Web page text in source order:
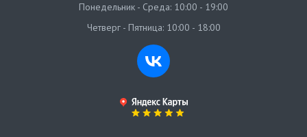
Понедельник - Среда: 10:00 - 19:00
Четверг - Пятница: 10:00 - 18:00